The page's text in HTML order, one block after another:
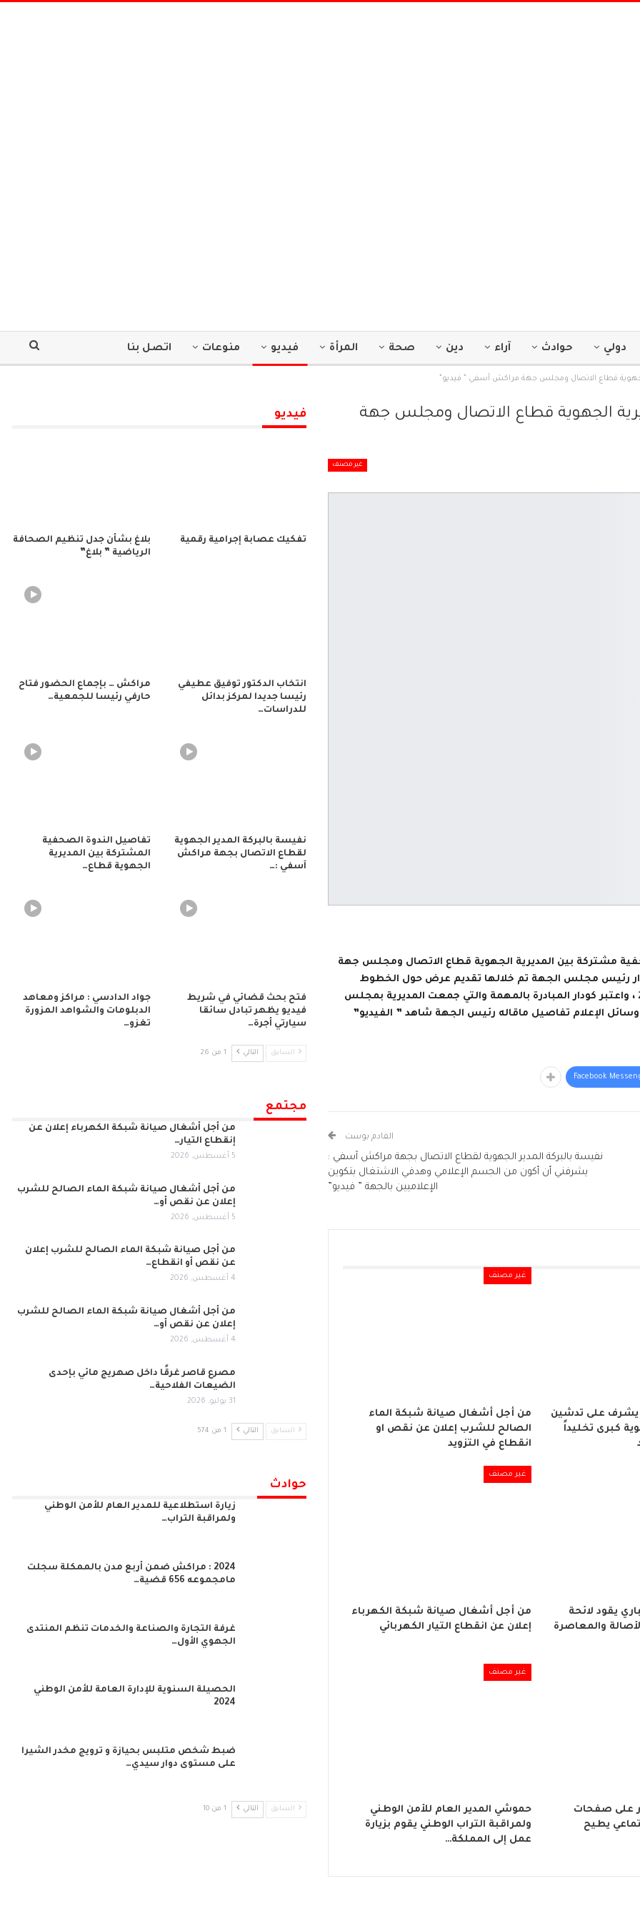
دولي حوادث آراء دين صحة المرأة فيديو منوعات اتصل بنا
قطاع الاتصال ومجلس جهة مراكش آسفي ” فيديو”
الجهوية قطاع الاتصال ومجلس جهة
غير مصنف
المنتخب ندوة صحفية مشتركة بين المديرية الجهوية قطاع الاتصال ومجلس جهة
رئيس مجلس الجهة تم خلالها تقديم عرض حول الخطوط
العريضة لبرنامج التنمية الجهوية لجهة مراكش آسفي 2022/2024 ، واعتبر كودار المبادرة بالمهمة والتي جمعت المديرية بمجلس
الإعلام تفاصيل ماقاله رئيس الجهة شاهد ” الفيديو”
Facebook
القادم بوست
نفيسة بالبركة المدير الجهوية لقطاع الاتصال بجهة مراكش آسفي :
يشرفني أن أكون من الجسم الإعلامي وهدفي الاشتغال بتكوين
الإعلاميين بالجهة ” فيديو”
على تدشين
كبرى تخليداً
غير مصنف
من أجل أشغال صيانة شبكة الماء
الصالح للشرب إعلان عن نقص او
انقطاع في التزويد
يقود لائحة
والمعاصرة
غير مصنف
من أجل أشغال صيانة شبكة الكهرباء
إعلان عن انقطاع التيار الكهربائي
على صفحات
يطيح
غير مصنف
حموشي المدير العام للأمن الوطني
ولمراقبة التراب الوطني يقوم بزيارة
عمل إلى المملكة…
فيديو
تفكيك عصابة إجرامية رقمية
بلاغ بشأن جدل تنظيم الصحافة
الرياضية ” بلاغ”
انتخاب الدكتور توفيق عطيفي
رئيسا جديدا لمركز بدائل
للدراسات…
مراكش … بإجماع الحضور فتاح
حارفي رئيسا للجمعية…
نفيسة بالبركة المدير الجهوية
لقطاع الاتصال بجهة مراكش
آسفي :…
تفاصيل الندوة الصحفية
المشتركة بين المديرية
الجهوية قطاع…
فتح بحث قضائي في شريط
فيديو يظهر تبادل سائقا
سيارتي أجرة…
جواد الدادسي : مراكز ومعاهد
الدبلومات والشواهد المزورة
تغزو…
السابق التالي 1 من 26
مجتمع
من أجل أشغال صيانة شبكة الكهرباء إعلان عن
إنقطاع التيار…
5 أغسطس, 2026
من أجل أشغال صيانة شبكة الماء الصالح للشرب
إعلان عن نقص أو…
5 أغسطس, 2026
من أجل صيانة شبكة الماء الصالح للشرب إعلان
عن نقص أو انقطاع…
4 أغسطس, 2026
من أجل أشغال صيانة شبكة الماء الصالح للشرب
إعلان عن نقص أو…
4 أغسطس, 2026
مصرع قاصر غرقًا داخل صهريج مائي بإحدى
الضيعات الفلاحية…
31 يوليو, 2026
السابق التالي 1 من 574
حوادث
زيارة استطلاعية للمدير العام للأمن الوطني
ولمراقبة التراب…
2024 : مراكش ضمن أربع مدن بالممكلة سجلت
مامجموعه 656 قضية…
غرفة التجارة والصناعة والخدمات تنظم المنتدى
الجهوي الأول…
الحصيلة السنوية للإدارة العامة للأمن الوطني
2024
ضبط شخص متلبس بحيازة و ترويج مخدر الشيرا
على مستوى دوار سيدي…
السابق التالي 1 من 10